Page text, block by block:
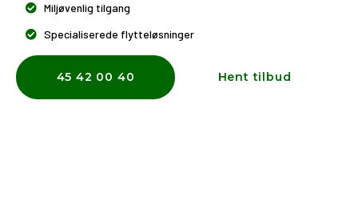
Miljøvenlig tilgang
Specialiserede flytteløsninger
45 42 00 40 Hent tilbud